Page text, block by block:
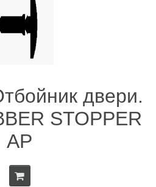
двери.
STOPPER
AP